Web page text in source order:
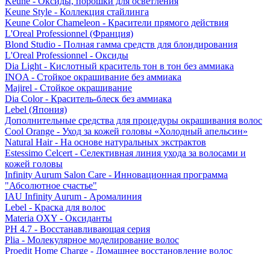
Keune Style - Коллекция стайлинга
Keune Color Chameleon - Красители прямого действия
L'Oreal Professionnel (Франция)
Blond Studio - Полная гамма средств для блондирования
L'Oreal Professionnel - Оксиды
Dia Light - Кислотный краситель тон в тон без аммиака
INOA - Стойкое окрашивание без аммиака
Majirel - Стойкое окрашивание
Dia Color - Краситель-блеск без аммиака
Lebel (Япония)
Дополнительные средства для процедуры окрашивания волос
Cool Orange - Уход за кожей головы «Холодный апельсин»
Natural Hair - На основе натуральных экстрактов
Estessimo Celcert - Селективная линия ухода за волосами и
кожей головы
Infinity Aurum Salon Care - Инновационная программа
"Абсолютное счастье"
IAU Infinity Aurum - Аромалиния
Lebel - Краска для волос
Materia OXY - Оксиданты
PH 4.7 - Восстанавливающая серия
Plia - Молекулярное моделирование волос
Proedit Home Charge - Домашнее восстановление волос